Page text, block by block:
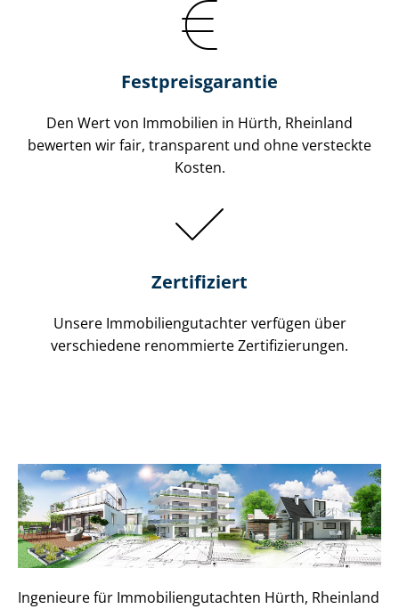
Festpreis​garantie
Den Wert von Immobilien in Hürth, Rheinland
bewerten wir fair, transparent und ohne versteckte
Kosten.
Zertifiziert
Unsere Immobilien­gutachter verfügen über
verschiedene renommierte Zer­ti­fi­zie­run­gen.
Ingenieure für Im­mo­bi­li­en­gut­ach­ten Hürth, Rheinland